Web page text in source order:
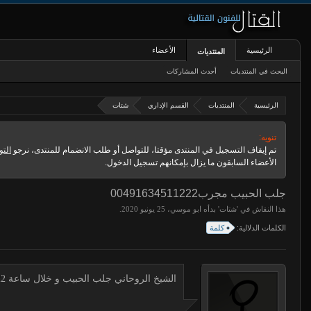
الرئيسية المنتديات القسم الإداري شتات
تنويه:
تم إيقاف التسجيل في المنتدى مؤقتا، للتواصل أو طلب الانضمام للمنتدى، نرجو
الأعضاء السابقون ما يزال بإمكانهم تسجيل الدخول.
جلب الحبيب مجرب00491634511222
هذا النقاش في 'شتات' بدأه ابو موسي،
الكلمات الدلالية: كلمة
الشيخ الروحاني جلب الحبيب و خلال ساعة 00491634511222 لجلب الحبيب
الرئيسية المنتديات
البحث في المنتديات أحدث المشاركات
الأعضاء